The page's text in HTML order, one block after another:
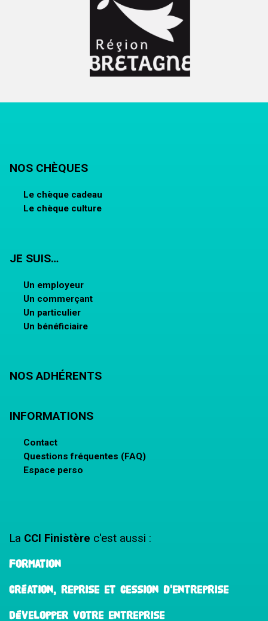
La CCI Finistère c'est aussi :
Formation
Création, reprise et cession d'entreprise
Développer votre entreprise
NOS CHÈQUES
Le chèque cadeau
Le chèque culture
JE SUIS…
Un employeur
Un commerçant
Un particulier
Un bénéficiaire
NOS ADHÉRENTS
INFORMATIONS
Contact
Questions fréquentes (FAQ)
Espace perso